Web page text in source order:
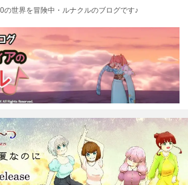
の世界を冒険中・ルナクルのブログです♪